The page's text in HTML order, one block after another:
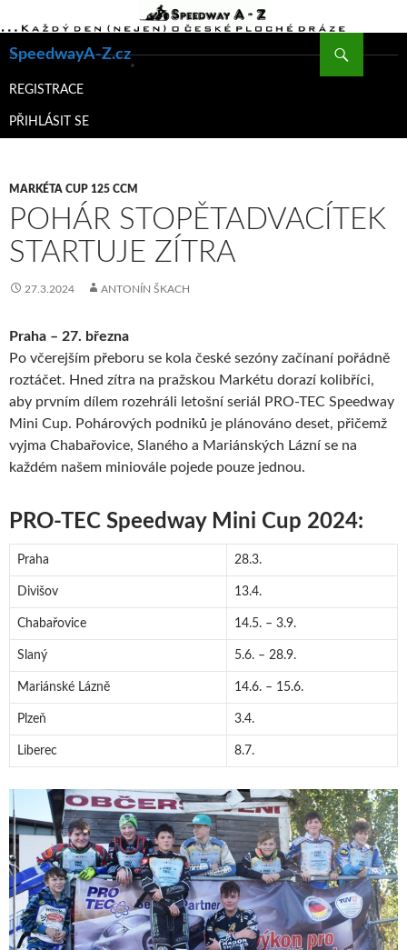
SpeedwayA-Z.cz
K
WEBU
REGISTRACE
PŘIHLÁSIT SE
MARKÉTA CUP 125 CCM
POHÁR STOPĚTADVACÍTEK
STARTUJE ZÍTRA
27.3.2024 ANTONÍN ŠKACH
Praha – 27. března
Po včerejším přeboru se kola české sezóny začínaní pořádně
roztáčet. Hned zítra na pražskou Markétu dorazí kolibříci,
aby prvním dílem rozehráli letošní seriál PRO-TEC Speedway
Mini Cup. Pohárových podniků je plánováno deset, přičemž
vyjma Chabařovice, Slaného a Mariánských Lázní se na
každém našem miniovále pojede pouze jednou.
PRO-TEC Speedway Mini Cup 2024:
Praha 28.3.
Divišov 13.4.
Chabařovice 14.5. – 3.9.
Slaný 5.6. – 28.9.
Mariánské Lázně 14.6. – 15.6.
Plzeň 3.4.
Liberec 8.7.